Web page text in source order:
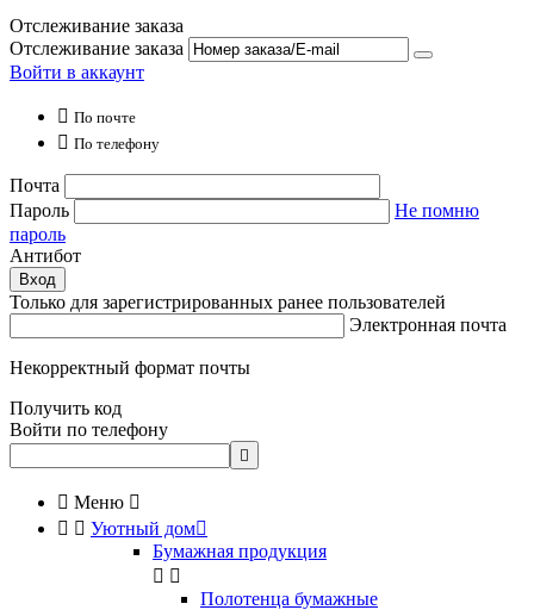
Отслеживание заказа
Отслеживание заказа
Войти в аккаунт
 По почте
 По телефону
Почта
Пароль
Не помню
пароль
Антибот
Вход
Только для зарегистрированных ранее пользователей
Электронная почта
Некорректный формат почты
Получить код
Войти по телефону

 Меню 
  Уютный дом
Бумажная продукция
 
Полотенца бумажные